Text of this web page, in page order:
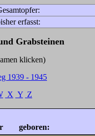
erfasst:
Grabsteinen
klicken)
1939 - 1945
X Y Z
geboren: